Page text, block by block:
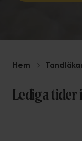
Hem
Lediga tider